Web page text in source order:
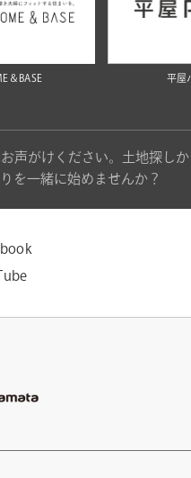
＆BASE 平屋
声がけください。土地探し
を一緒に始めませんか？